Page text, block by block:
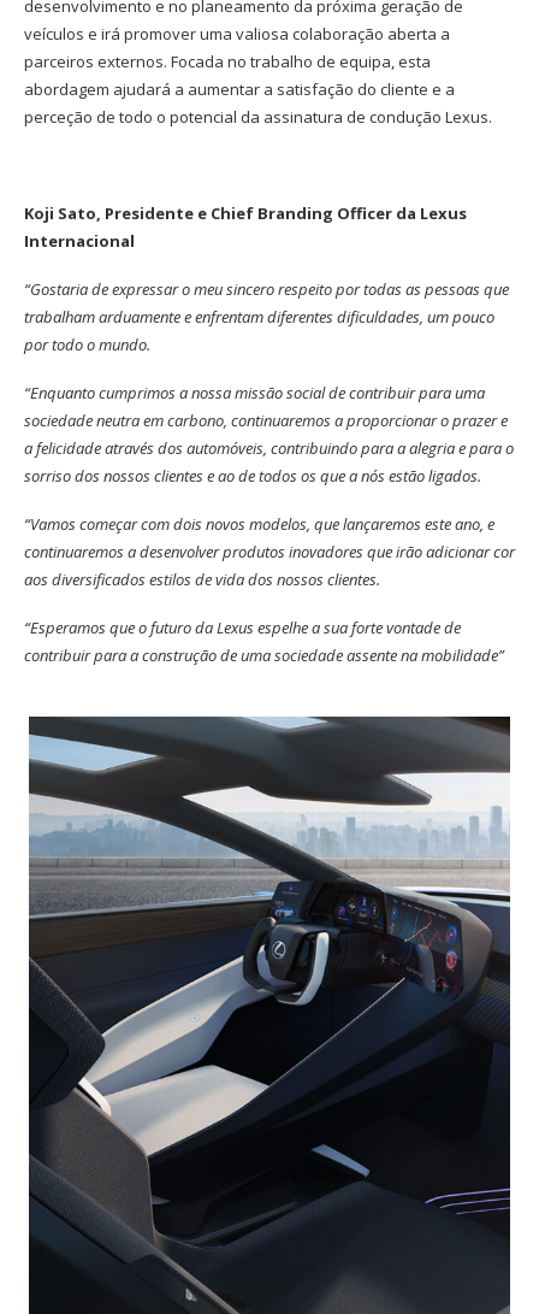
desenvolvimento e no planeamento da próxima geração de
veículos e irá promover uma valiosa colaboração aberta a
parceiros externos. Focada no trabalho de equipa, esta
abordagem ajudará a aumentar a satisfação do cliente e a
perceção de todo o potencial da assinatura de condução Lexus.
Koji Sato, Presidente e Chief Branding Officer da Lexus
Internacional
“Gostaria de expressar o meu sincero respeito por todas as pessoas que
trabalham arduamente e enfrentam diferentes dificuldades, um pouco
por todo o mundo.
“Enquanto cumprimos a nossa missão social de contribuir para uma
sociedade neutra em carbono, continuaremos a proporcionar o prazer e
a felicidade através dos automóveis, contribuindo para a alegria e para o
sorriso dos nossos clientes e ao de todos os que a nós estão ligados.
“Vamos começar com dois novos modelos, que lançaremos este ano, e
continuaremos a desenvolver produtos inovadores que irão adicionar cor
aos diversificados estilos de vida dos nossos clientes.
“Esperamos que o futuro da Lexus espelhe a sua forte vontade de
contribuir para a construção de uma sociedade assente na mobilidade”